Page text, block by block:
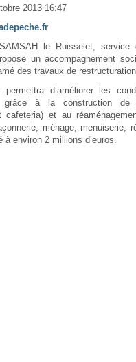
2013 16:47
le Ruisselet,
un accompagnement
des travaux de restructuration.
permettra d’améliorer les
grâce à la construction de
cafeteria) et au
ménage, menuiserie,
environ 2 millions d’euros.